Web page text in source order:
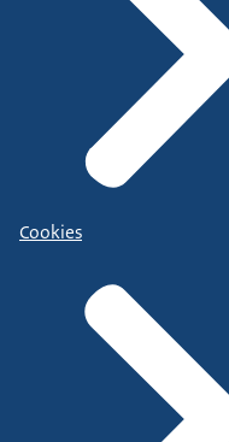
Cookies